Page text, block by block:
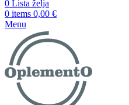
0 Lista želja
0 items 0,00 €
Menu